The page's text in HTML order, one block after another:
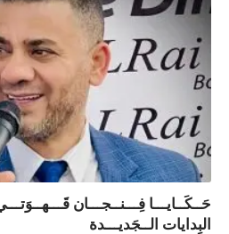
البِدايات الــجَديـــدة